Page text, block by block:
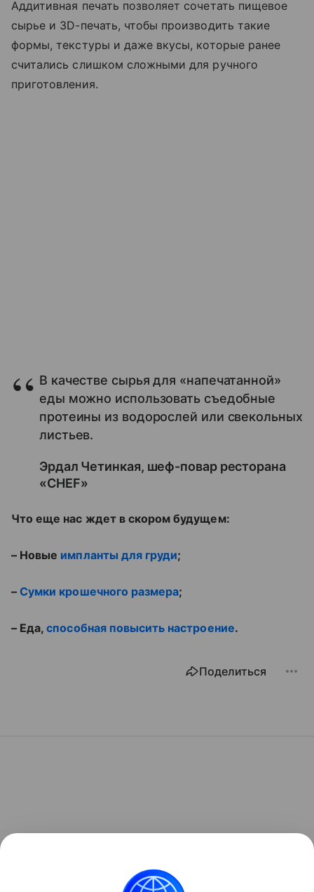
Аддитивная печать позволяет сочетать пищевое
сырье и 3D-печать, чтобы производить такие
формы, текстуры и даже вкусы, которые ранее
считались слишком сложными для ручного
приготовления.
В качестве сырья для «напечатанной»
еды можно использовать съедобные
протеины из водорослей или свекольных
листьев.
Эрдал Четинкая, шеф-повар ресторана
«CHEF»
Что еще нас ждет в скором будущем:
– Новые импланты для груди;
– Сумки крошечного размера;
– Еда,способная повысить настроение.
Поделиться